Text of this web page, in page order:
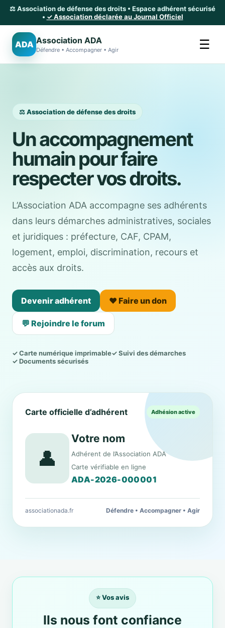
⚖️ Association de défense des droits • Espace adhérent sécurisé
• ✓ Association déclarée au Journal Officiel
ADA Association ADA
Défendre • Accompagner • Agir ☰
⚖️ Association de défense des droits
Un accompagnement
humain pour faire
respecter vos droits.
L’Association ADA accompagne ses adhérents
dans leurs démarches administratives, sociales
et juridiques : préfecture, CAF, CPAM,
logement, emploi, discrimination, recours et
accès aux droits.
Devenir adhérent ❤️ Faire un don
💬 Rejoindre le forum
✓ Carte numérique imprimable✓ Suivi des démarches
✓ Documents sécurisés
Carte officielle d’adhérent Adhésion active
👤
Votre nom
Adhérent de l’Association ADA
Carte vérifiable en ligne
ADA-2026-000001
associationada.fr Défendre • Accompagner • Agir
⭐ Vos avis
Ils nous font confiance